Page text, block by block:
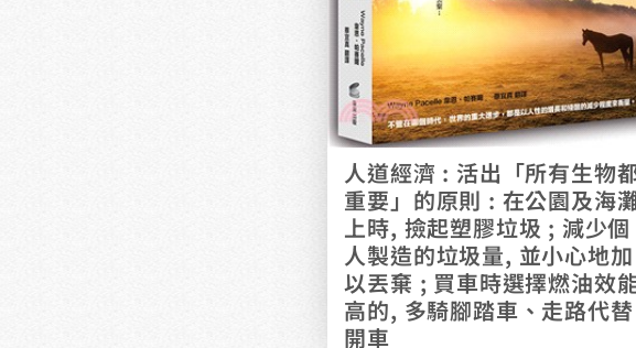
人道經濟 : 活出「所有生物
重要」的原則 : 在公園及海
上時, 撿起塑膠垃圾 ; 減少個
人製造的垃圾量, 並小心地加
以丟棄 ; 買車時選擇燃油效
高的, 多騎腳踏車、走路代替
開車